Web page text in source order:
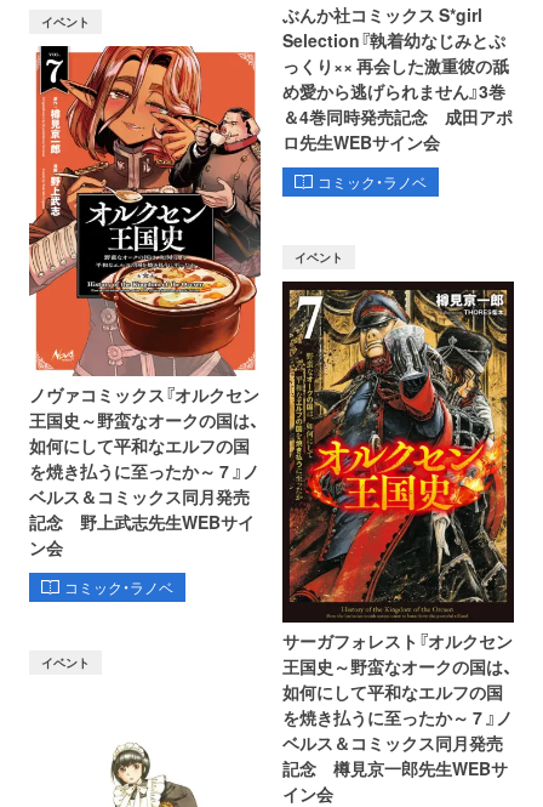
ぶんか社コミックス S*girl
Selection『執着幼なじみとぷ
っくり×× 再会した激重彼の舐
め愛から逃げられません』3巻
＆4巻同時発売記念 成田アポ
ロ先生WEBサイン会
コミック・ラノベ
イベント
ノヴァコミックス『オルクセン
王国史～野蛮なオークの国は、
如何にして平和なエルフの国
を焼き払うに至ったか～ 7 』ノ
ベルス＆コミックス同月発売
記念 野上武志先生WEBサイ
ン会
コミック・ラノベ
イベント
サーガフォレスト『オルクセン
王国史～野蛮なオークの国は、
如何にして平和なエルフの国
を焼き払うに至ったか～ 7 』ノ
ベルス＆コミックス同月発売
記念 樽見京一郎先生WEBサ
イン会
イベント